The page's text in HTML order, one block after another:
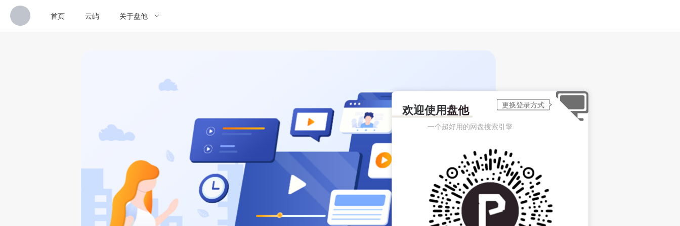
首页 云屿 关于盘他
欢迎使用盘他
一个超好用的网盘搜索引擎